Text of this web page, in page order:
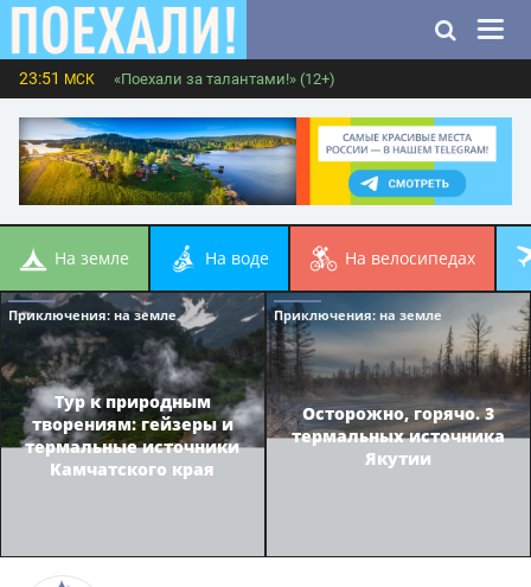
23:51 МСК «Поехали за талантами!» (12+)
на земле на воде на велосипедах
Приключения: на земле
Тур к природным
творениям: гейзеры и
термальные источники
Камчатского края
Приключения: на земле
Осторожно, горячо. 3
термальных источника
Якутии